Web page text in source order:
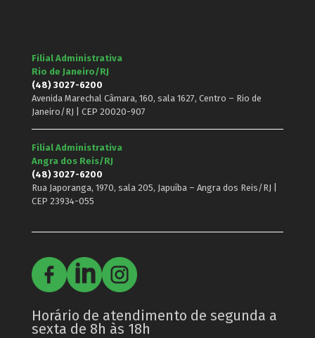
Filial Administrativa
Rio de Janeiro/RJ
(48) 3027-6200
Avenida Marechal Câmara, 160, sala 1627, Centro – Rio de
Janeiro/RJ | CEP 20020-907
Filial Administrativa
Angra dos Reis/RJ
(48) 3027-6200
Rua Japoranga, 1970, sala 205, Japuíba – Angra dos Reis/RJ |
CEP 23934-055
Horário de atendimento de segunda a
sexta de 8h às 18h